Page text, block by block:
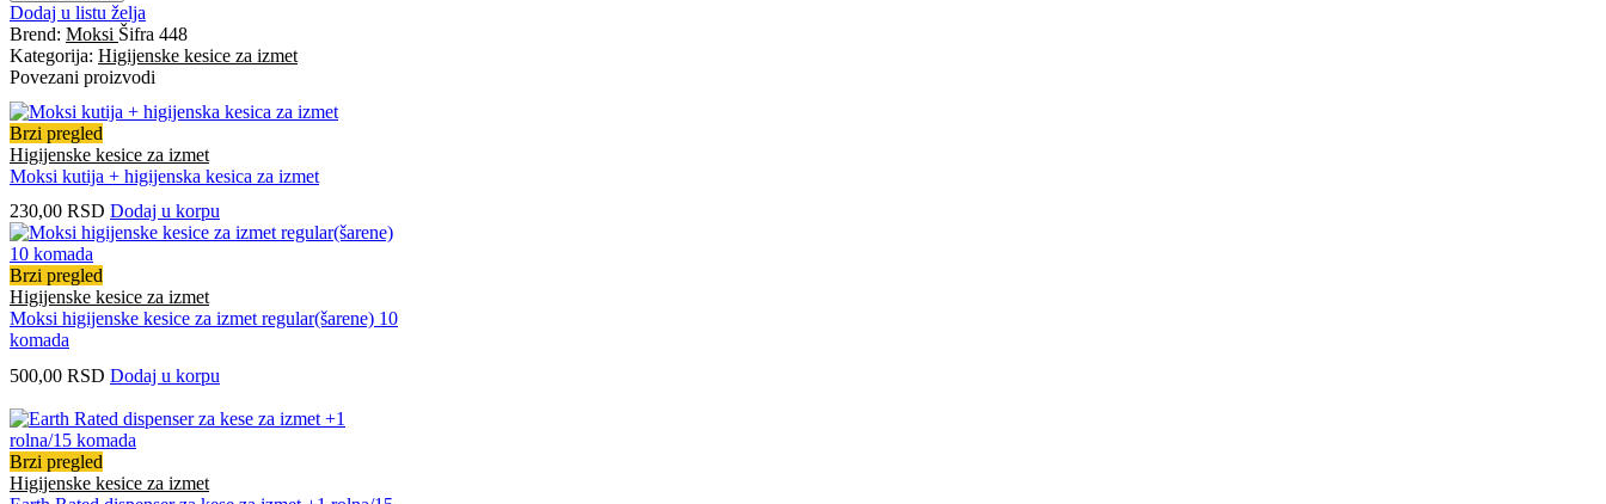
Dodaj u listu želja
Brend: Moksi Šifra 448
Kategorija: Higijenske kesice za izmet
Povezani proizvodi
Brzi pregled
Higijenske kesice za izmet
Moksi kutija + higijenska kesica za izmet
230,00 RSD Dodaj u korpu
Brzi pregled
Higijenske kesice za izmet
Moksi higijenske kesice za izmet regular(šarene) 10
komada
500,00 RSD Dodaj u korpu
Brzi pregled
Higijenske kesice za izmet